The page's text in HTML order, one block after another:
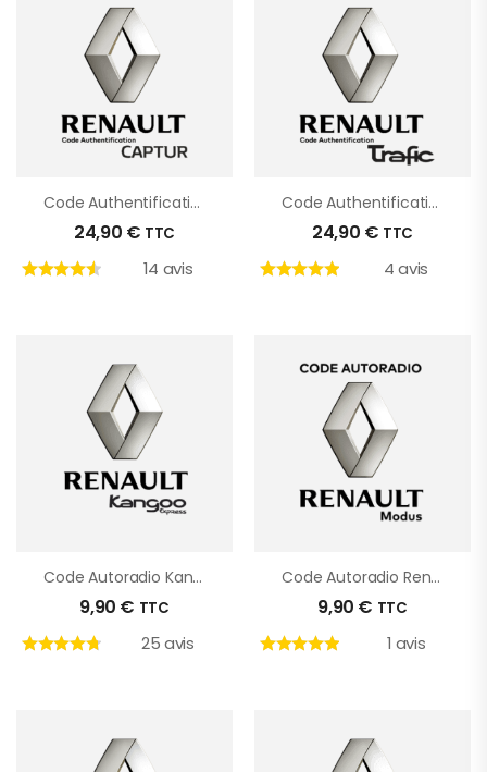
Code Authentification Renault Captur
24,90 € TTC
14 avis
Code Authentification Renault Trafic
24,90 € TTC
4 avis
Code Autoradio Kangoo
9,90 € TTC
25 avis
Code Autoradio Renault Modus
9,90 € TTC
1 avis